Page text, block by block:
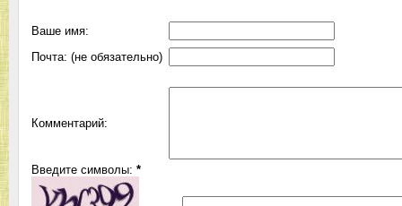
Ваше имя:
Почта: (не обязательно)
Комментарий:
Введите символы: *